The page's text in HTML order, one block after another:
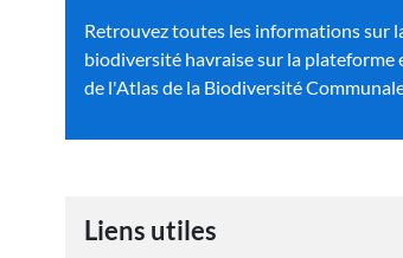
Retrouvez toutes les informations sur
biodiversité havraise sur la plateforme
de l'Atlas de la Biodiversité
Liens utiles